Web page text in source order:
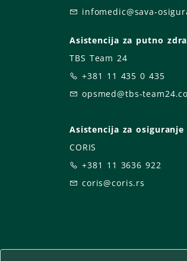
infomedic@sava-
Asistencija za putno
TBS Team 24
+381 11 435 0 435
opsmed@tbs-
Asistencija za
CORIS
+381 11 3636 922
coris@coris.rs